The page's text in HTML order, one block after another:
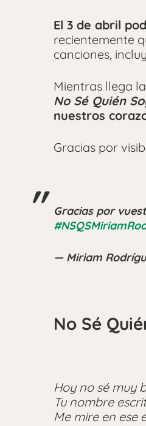
El 3 de abril
recientemente
canciones,
Mientras llega
No Sé Quién
nuestros
Gracias por
Gracias por
— Miriam
No Sé
Hoy no sé muy
Tu nombre
Me mire en ese